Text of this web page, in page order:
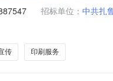
招标单位： 中共扎
传 印刷服务